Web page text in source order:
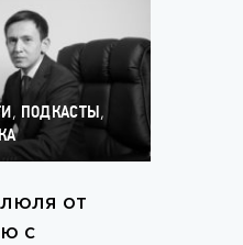
, ПОДКАСТЫ ,
от
с